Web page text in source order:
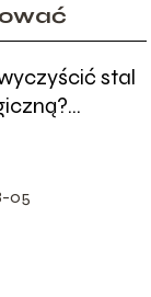
stal
05